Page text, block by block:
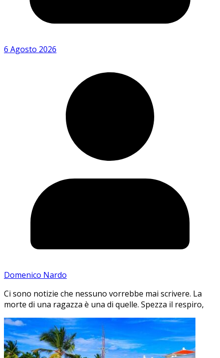
6 Agosto 2026
Domenico Nardo
Ci sono notizie che nessuno vorrebbe mai scrivere. La
morte di una ragazza è una di quelle. Spezza il respiro,